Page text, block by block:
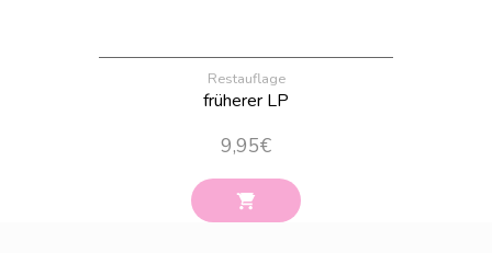
Restauflage
früherer LP
9,95€